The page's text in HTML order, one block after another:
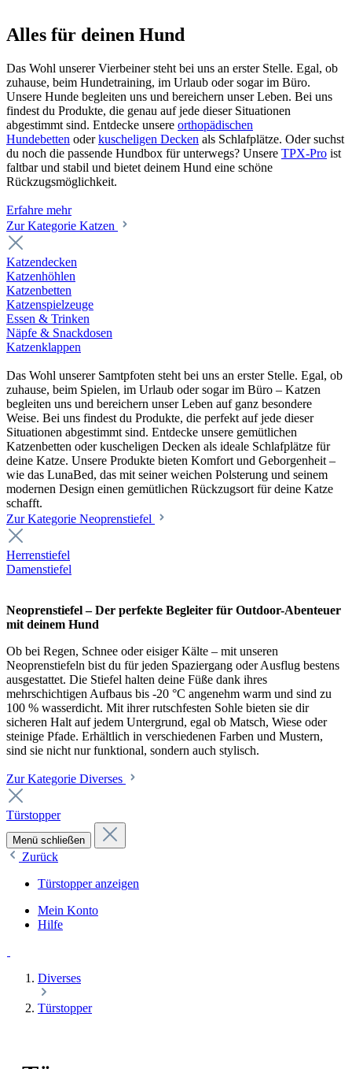
Alles für deinen Hund
Das Wohl unserer Vierbeiner steht bei uns an erster Stelle. Egal, ob
zuhause, beim Hundetraining, im Urlaub oder sogar im Büro.
Unsere Hunde begleiten uns und bereichern unser Leben. Bei uns
findest du Produkte, die genau auf jede dieser Situationen
abgestimmt sind. Entdecke unsere orthopädischen
Hundebetten oderkuscheligen Decken als Schlafplätze. Oder suchst
du noch die passende Hundbox für unterwegs? Unsere TPX-Pro ist
faltbar und stabil und bietet deinem Hund eine schöne
Rückzugsmöglichkeit.
Erfahre mehr
Zur Kategorie Katzen
Katzendecken
Katzenhöhlen
Katzenbetten
Katzenspielzeuge
Essen & Trinken
Näpfe & Snackdosen
Katzenklappen
Das Wohl unserer Samtpfoten steht bei uns an erster Stelle. Egal, ob
zuhause, beim Spielen, im Urlaub oder sogar im Büro – Katzen
begleiten uns und bereichern unser Leben auf ganz besondere
Weise. Bei uns findest du Produkte, die perfekt auf jede dieser
Situationen abgestimmt sind. Entdecke unsere gemütlichen
Katzenbetten oder kuscheligen Decken als ideale Schlafplätze für
deine Katze. Unsere Produkte bieten Komfort und Geborgenheit –
wie das LunaBed, das mit seiner weichen Polsterung und seinem
modernen Design einen gemütlichen Rückzugsort für deine Katze
schafft.
Zur Kategorie Neoprenstiefel
Herrenstiefel
Damenstiefel
Neoprenstiefel – Der perfekte Begleiter für Outdoor-Abenteuer
mit deinem Hund
Ob bei Regen, Schnee oder eisiger Kälte – mit unseren
Neoprenstiefeln bist du für jeden Spaziergang oder Ausflug bestens
ausgestattet. Die Stiefel halten deine Füße dank ihres
mehrschichtigen Aufbaus bis -20 °C angenehm warm und sind zu
100 % wasserdicht. Mit ihrer rutschfesten Sohle bieten sie dir
sicheren Halt auf jedem Untergrund, egal ob Matsch, Wiese oder
steinige Pfade. Erhältlich in verschiedenen Farben und Mustern,
sind sie nicht nur funktional, sondern auch stylisch.
Zur Kategorie Diverses
Türstopper
Menü schließen
Zurück
Türstopper anzeigen
Mein Konto
Hilfe
Diverses
Türstopper